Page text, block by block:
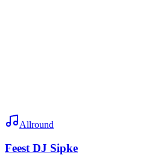
Allround
Feest DJ Sipke